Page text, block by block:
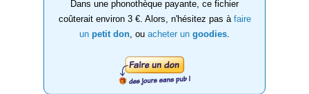
Dans une phonothèque payante, ce fichier
coûterait environ 3 €. Alors, n'hésitez pas à faire
un petit don , ou acheter un goodies